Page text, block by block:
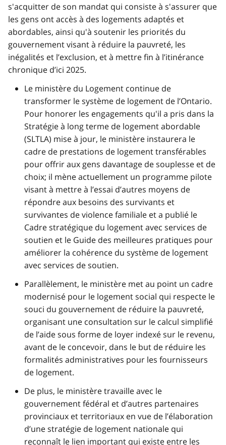
s'acquitter de son mandat qui consiste à s'assurer que
les gens ont accès à des logements adaptés et
abordables, ainsi qu'à soutenir les priorités du
gouvernement visant à réduire la pauvreté, les
inégalités et l’exclusion, et à mettre fin à l’itinérance
chronique d’ici 2025.
Le ministère du Logement continue de
transformer le système de logement de l’Ontario.
Pour honorer les engagements qu'il a pris dans la
Stratégie à long terme de logement abordable
(SLTLA) mise à jour, le ministère instaurera le
cadre de prestations de logement transférables
pour offrir aux gens davantage de souplesse et de
choix; il mène actuellement un programme pilote
visant à mettre à l’essai d’autres moyens de
répondre aux besoins des survivants et
survivantes de violence familiale et a publié le
Cadre stratégique du logement avec services de
soutien et le Guide des meilleures pratiques pour
améliorer la cohérence du système de logement
avec services de soutien.
Parallèlement, le ministère met au point un cadre
modernisé pour le logement social qui respecte le
souci du gouvernement de réduire la pauvreté,
organisant une consultation sur le calcul simplifié
de l’aide sous forme de loyer indexé sur le revenu,
avant de le concevoir, dans le but de réduire les
formalités administratives pour les fournisseurs
de logement.
De plus, le ministère travaille avec le
gouvernement fédéral et d’autres partenaires
provinciaux et territoriaux en vue de l’élaboration
d’une stratégie de logement nationale qui
reconnaît le lien important qui existe entre les